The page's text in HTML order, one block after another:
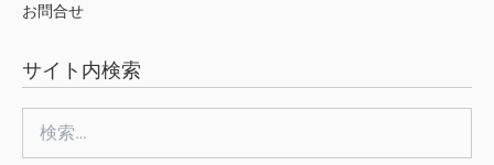
お問合せ
サイト内検索